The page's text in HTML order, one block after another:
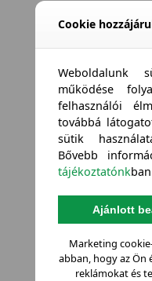
Cookie
Weboldalunk
működése
felhasználói
továbbá
sütik
Bővebb
tájékoztatónk
Ajánlott
Marketing
abban, hogy az Ön
reklámokat és
Összes vízállóság